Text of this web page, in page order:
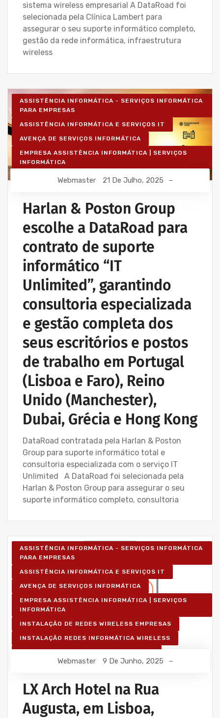
sistema wireless empresarial A DataRoad foi
selecionada pela Clínica Lambert para
assegurar o seu suporte informático completo,
gestão da rede informática, infraestrutura
wireless
ASSISTÊNCIA INFORMÁTICA - SERVIÇOS INFORMÁTICA
PARA EMPRESAS
ASSISTÊNCIA INFORMÁTICA E SERVIÇOS IT
AVENÇA DE SERVIÇOS INFORMÁTICA
EMPRESA ASSISTÊNCIA INFORMÁTICA | SERVIÇOS
INFORMÁTICA
IT UNLIMITED - SERVIÇOS INFORMÁTICA
Webmaster 21 De Julho, 2025
Harlan & Poston Group
escolhe a DataRoad para
contrato de suporte
informático “IT
Unlimited”, garantindo
consultoria especializada
e gestão completa dos
seus escritórios e postos
de trabalho em Portugal
(Lisboa e Faro), Reino
Unido (Manchester),
Dubai, Grécia e Hong Kong
DataRoad contratada pela Harlan & Poston
Group para suporte informático total e
consultoria especializada com o serviço IT
Unlimited A DataRoad foi selecionada pela
Harlan & Poston Group para assegurar o seu
suporte informático completo, consultoria
ASSISTÊNCIA INFORMÁTICA - SERVIÇOS INFORMÁTICA
PARA EMPRESAS
ASSISTÊNCIA INFORMÁTICA E SERVIÇOS IT
AVENÇA DE SERVIÇOS INFORMÁTICA
EMPRESA ASSISTÊNCIA INFORMÁTICA | SERVIÇOS
INFORMÁTICA
INSTALAÇÃO DE REDES WIRELESS EMPRESAS
INSTALAÇÃO REDES INFORMÁTICA WIRELESS
PROJETOS CABLAGEM E REDES INFORMÁTICA
REDE ESTRUTURADA INFORMÁTICA
Webmaster 9 De Junho, 2025
LX Arch Hotel na Rua
Augusta, em Lisboa,